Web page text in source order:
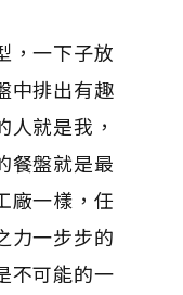
，一下子放
中排出有趣
就是我，
餐盤就是最
廠一樣，任
力一步步的
不可能的一